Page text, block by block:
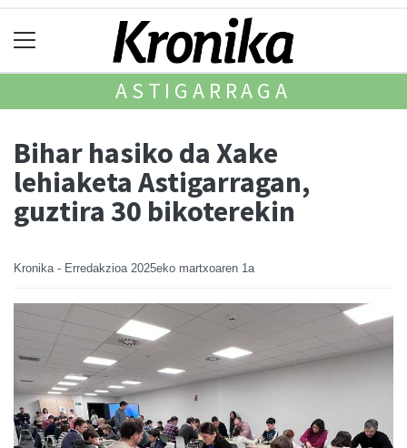
ASTIGARRAGA
Bihar hasiko da Xake
lehiaketa Astigarragan,
guztira 30 bikoterekin
Kronika - Erredakzioa 2025eko martxoaren 1a